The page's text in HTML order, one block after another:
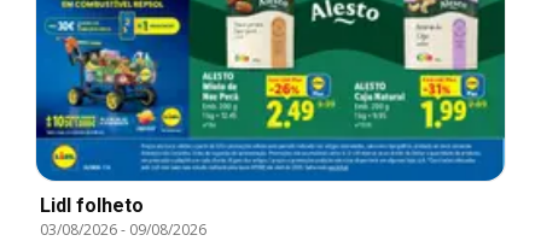
Lidl folheto
03/08/2026- 09/08/2026